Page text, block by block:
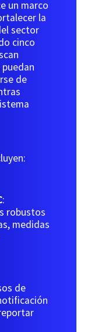
un marco
la
sector
cinco
de
:
robustos
medidas
de